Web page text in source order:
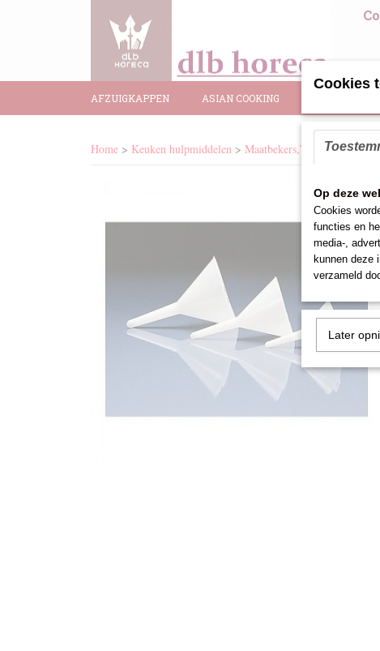
AFZUIGKAPPEN ASIAN COOKING
Home > Keuken hulpmiddelen > Maatbekers,Trechter,Knijpfles
Cookies
Op deze
Cookies
functies en
media-,
kunnen deze
verzameld
Later